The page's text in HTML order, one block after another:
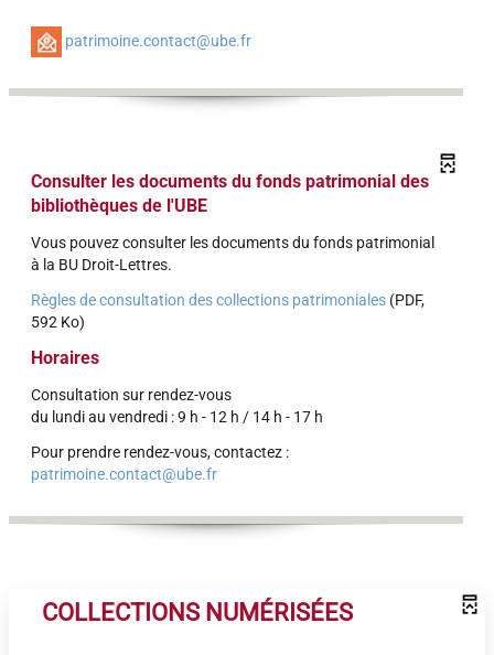
patrimoine.contact@ube.fr
Consulter les documents du fonds patrimonial des
bibliothèques de l'UBE
Vous pouvez consulter les documents du fonds patrimonial
à la BU Droit-Lettres.
Règles de consultation des collections patrimoniales (PDF,
592 Ko)
Horaires
Consultation sur rendez-vous
du lundi au vendredi : 9 h - 12 h / 14 h - 17 h
Pour prendre rendez-vous, contactez :
patrimoine.contact@ube.fr
COLLECTIONS NUMÉRISÉES